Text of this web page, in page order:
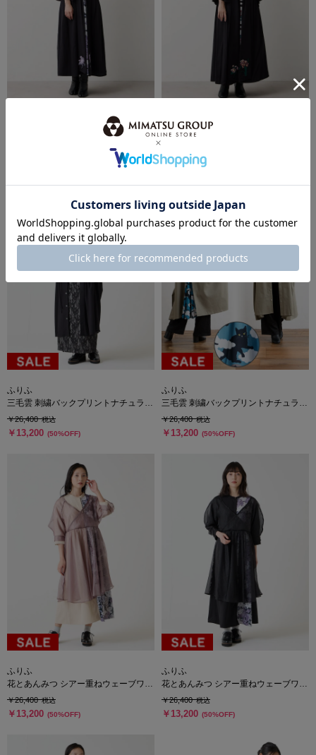
ケープ羽織風刺繍ワンピース
ふりふ
ケープ羽織風刺繍ワンピース
￥30,800
ふりふ
三毛雲 刺繍バックプリントナチュラル
ワンピース
￥26,400 税込
￥13,200 (50%OFF)
ふりふ
三毛雲 刺繍バックプリントナチュラル
ワンピース
￥26,400 税込
￥13,200 (50%OFF)
ふりふ
花とあんみつ シアー重ねウェーブワン
ピース
￥26,400 税込
￥13,200 (50%OFF)
ふりふ
花とあんみつ シアー重ねウェーブワン
ピース
￥26,400 税込
￥13,200 (50%OFF)